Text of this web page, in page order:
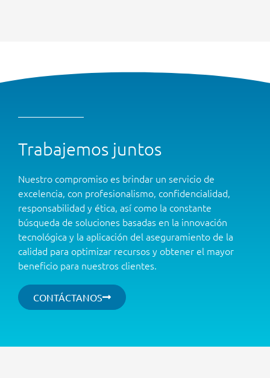
Trabajemos juntos
Nuestro compromiso es brindar un servicio de
excelencia, con profesionalismo, confidencialidad,
responsabilidad y ética, así como la constante
búsqueda de soluciones basadas en la innovación
tecnológica y la aplicación del aseguramiento de la
calidad para optimizar recursos y obtener el mayor
beneficio para nuestros clientes.
CONTÁCTANOS